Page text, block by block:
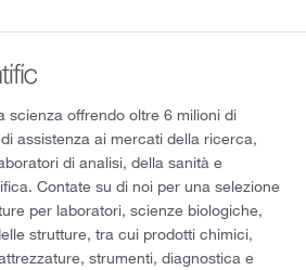
scienza offrendo oltre 6 milioni di
assistenza ai mercati della ricerca,
di analisi, della sanità e
Contate su di noi per una selezione
per laboratori, scienze biologiche,
strutture, tra cui prodotti chimici,
strumenti, diagnostica e